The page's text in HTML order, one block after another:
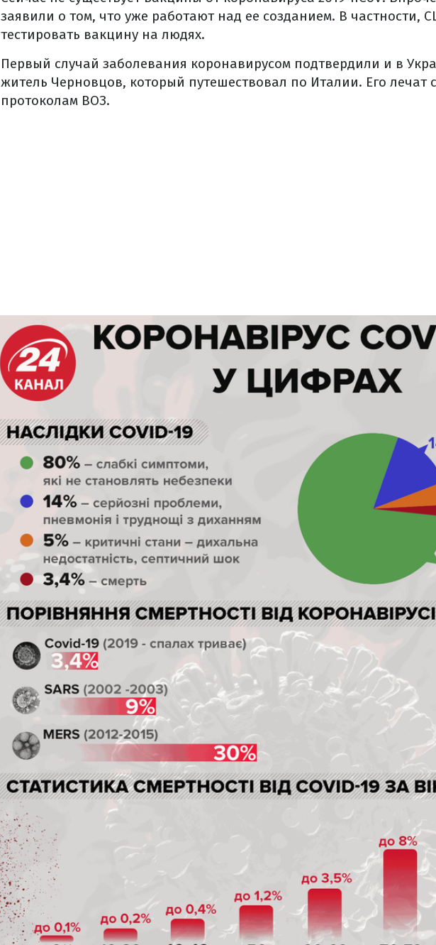
заявили о том, что уже работают над ее созданием. В частности,
тестировать вакцину на людях.
Первый случай заболевания коронавирусом подтвердили и в
житель Черновцов, который путешествовал по Италии. Его лечат
протоколам ВОЗ.